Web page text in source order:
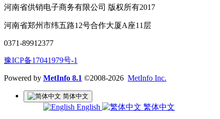
河南省供销电子商务有限公司 版权所有2017
河南省郑州市纬五路12号合作大厦A座11层
0371-89912377
豫ICP备17041979号-1
Powered by MetInfo 8.1 ©2008-2026 MetInfo Inc.
简体中文
English 繁体中文